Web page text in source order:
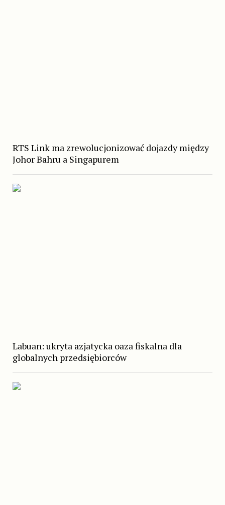
RTS Link ma zrewolucjonizować dojazdy między
Johor Bahru a Singapurem
Labuan: ukryta azjatycka oaza fiskalna dla
globalnych przedsiębiorców